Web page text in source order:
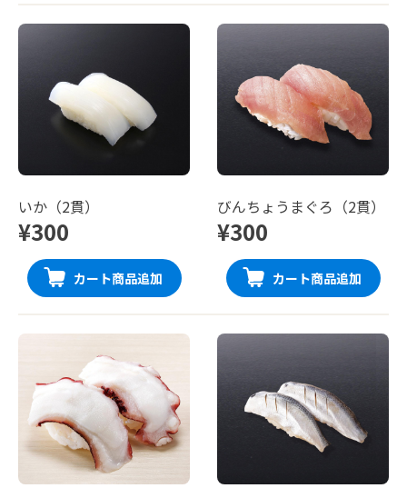
いか（2貫）
¥300
カート商品追加
びんちょうまぐろ（2貫）
¥300
カート商品追加